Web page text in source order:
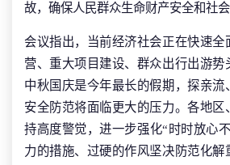
故，确保人民群众生命财产安全和社会
会议指出，当前经济社会正在快速全
营、重大项目建设、群众出行出游势
中秋国庆是今年最长的假期，探亲流
安全防范将面临更大的压力。各地区
持高度警觉，进一步强化“时时放心
力的措施、过硬的作风坚决防范化解